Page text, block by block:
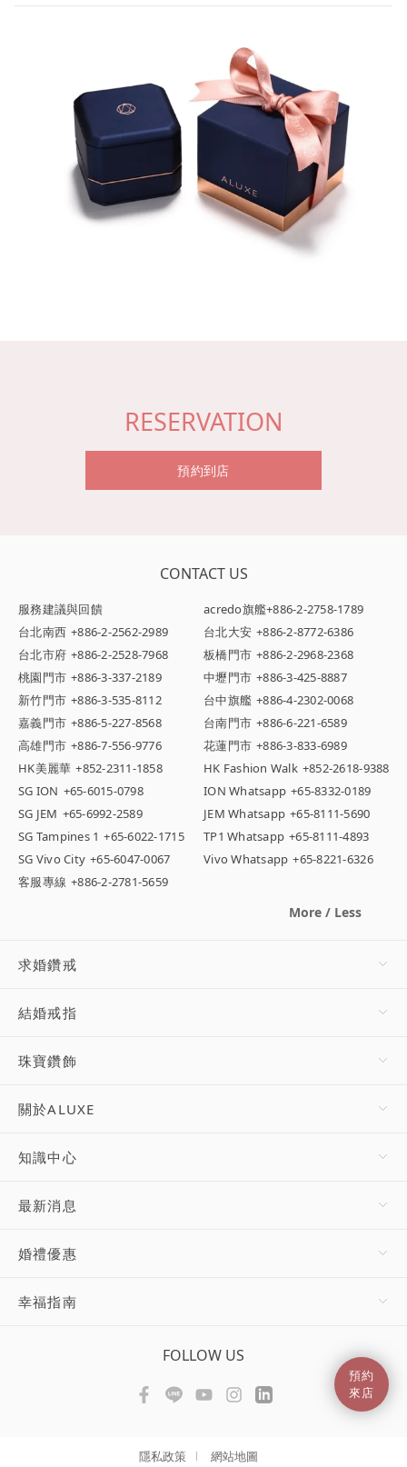
預約
來店
RESERVATION
預約到店
CONTACT US
服務建議與回饋 acredo旗艦+886-2-2758-1789
台北南西 +886-2-2562-2989 台北大安 +886-2-8772-6386
台北市府 +886-2-2528-7968 板橋門市 +886-2-2968-2368
桃園門市 +886-3-337-2189 中壢門市 +886-3-425-8887
新竹門市 +886-3-535-8112 台中旗艦 +886-4-2302-0068
嘉義門市 +886-5-227-8568 台南門市 +886-6-221-6589
高雄門市 +886-7-556-9776 花蓮門市 +886-3-833-6989
HK美麗華 +852-2311-1858 HK Fashion Walk +852-2618-9388
SG ION +65-6015-0798 ION Whatsapp +65-8332-0189
SG JEM +65-6992-2589 JEM Whatsapp +65-8111-5690
SG Tampines 1 +65-6022-1715 TP1 Whatsapp +65-8111-4893
SG Vivo City +65-6047-0067 Vivo Whatsapp +65-8221-6326
客服專線 +886-2-2781-5659
More / Less
求婚鑽戒
結婚戒指
珠寶鑽飾
關於ALUXE
知識中心
最新消息
婚禮優惠
幸福指南
FOLLOW US
隱私政策 網站地圖